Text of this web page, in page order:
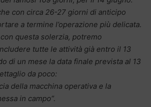
con circa 26-27 giorni di anticipo
a termine l’operazione più delicata.
questa solerzia, potremo
tutte le attività già entro il 13
di un mese la data finale prevista al 13
da poco:
della macchina operativa e la
in campo”.